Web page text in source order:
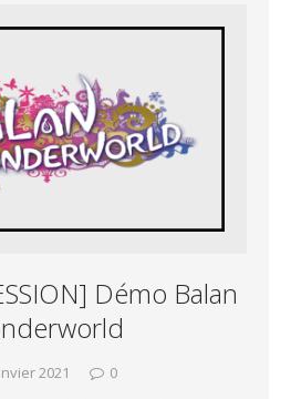
Démo Balan
2021 0